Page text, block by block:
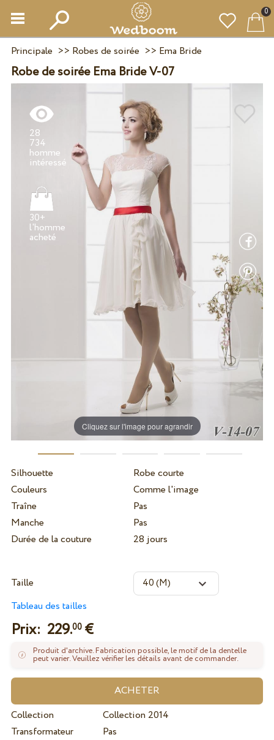
0
Principale >> Robes de soirée >> Ema Bride
Robe de soirée Ema Bride V-07
Cliquez sur l'image pour agrandir
28
734
homme
30+
l'homme
Silhouette
Robe courte
Couleurs
Comme l'image
Traîne
Pas
Manche
Pas
Durée de la couture
28 jours
Taille
Tableau des tailles
Prix: 229.00€
Produit d'archive. Fabrication possible, le motif de la dentelle
peut varier. Veuillez vérifier les détails avant de commander.
Collection
Collection 2014
Transformateur
Pas